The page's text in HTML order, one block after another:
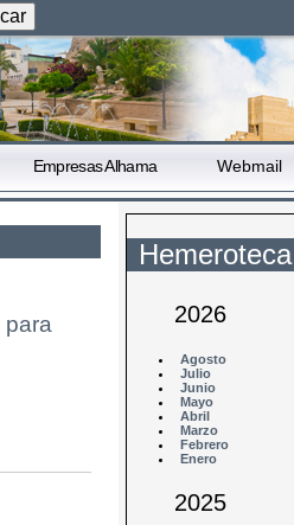
Empresas Alhama Webmail
para
Hemeroteca
2026
Agosto
Julio
Junio
Mayo
Abril
Marzo
Febrero
Enero
2025